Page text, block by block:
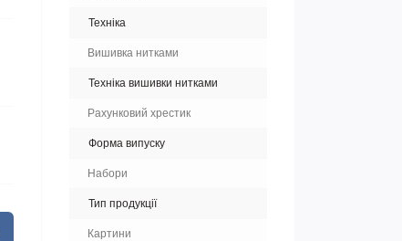
Техніка
Вишивка нитками
Техніка вишивки нитками
Рахунковий хрестик
Форма випуску
Набори
Тип продукції
Картини